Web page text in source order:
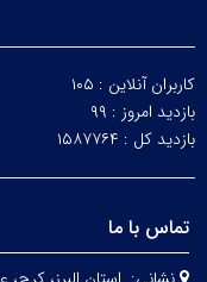
کاربران آنلاین : ۱۰۵
بازدید امروز : ۹۹
بازدید کل : ۱۵۸۷۷۶۴
تماس با ما